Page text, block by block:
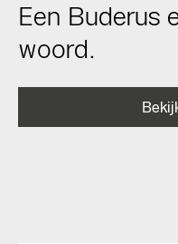
Een Buderus
woord.